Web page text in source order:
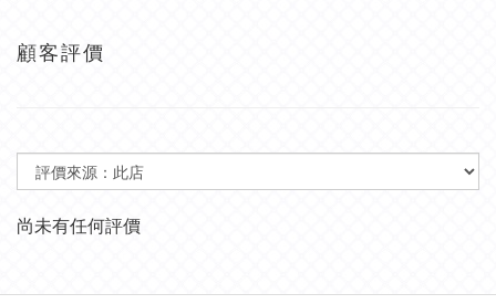
顧客評價
尚未有任何評價